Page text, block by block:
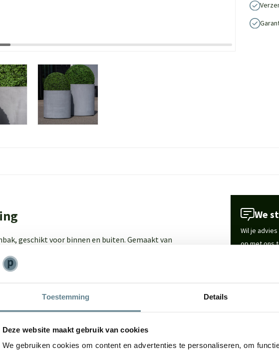
Toestemming Details
Deze website maakt gebruik van cookies
We gebruiken cookies om content en advertenties te personaliseren, om
geschikt voor binnen en buiten. Gemaakt van
uitstraling. Perfect voor elke woonruimte, tuin of
combineert tijdloos design met hoogwaardige
buiten, gemaakt van duurzaam materiaal met een luxe
presenteren van planten in huis, tuin of op het
gewicht en zeer eenvoudig te onderhouden.
We
Wil je
op met ons